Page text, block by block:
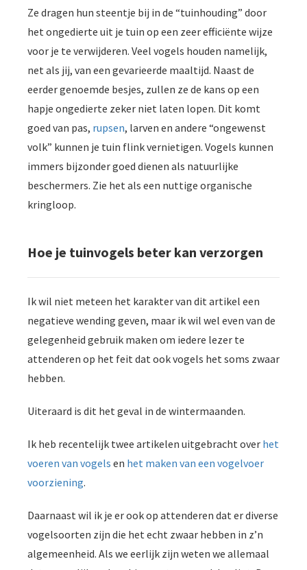
Ze dragen hun steentje bij in de “tuinhouding” door
het ongedierte uit je tuin op een zeer efficiënte wijze
voor je te verwijderen. Veel vogels houden namelijk,
net als jij, van een gevarieerde maaltijd. Naast de
eerder genoemde besjes, zullen ze de kans op een
hapje ongedierte zeker niet laten lopen. Dit komt
goed van pas, rupsen, larven en andere “ongewenst
volk” kunnen je tuin flink vernietigen. Vogels kunnen
immers bijzonder goed dienen als natuurlijke
beschermers. Zie het als een nuttige organische
kringloop.
Hoe je tuinvogels beter kan verzorgen
Ik wil niet meteen het karakter van dit artikel een
negatieve wending geven, maar ik wil wel even van de
gelegenheid gebruik maken om iedere lezer te
attenderen op het feit dat ook vogels het soms zwaar
hebben.
Uiteraard is dit het geval in de wintermaanden.
Ik heb recentelijk twee artikelen uitgebracht over het
voeren van vogels en het maken van een vogelvoer
voorziening.
Daarnaast wil ik je er ook op attenderen dat er diverse
vogelsoorten zijn die het echt zwaar hebben in z’n
algemeenheid. Als we eerlijk zijn weten we allemaal